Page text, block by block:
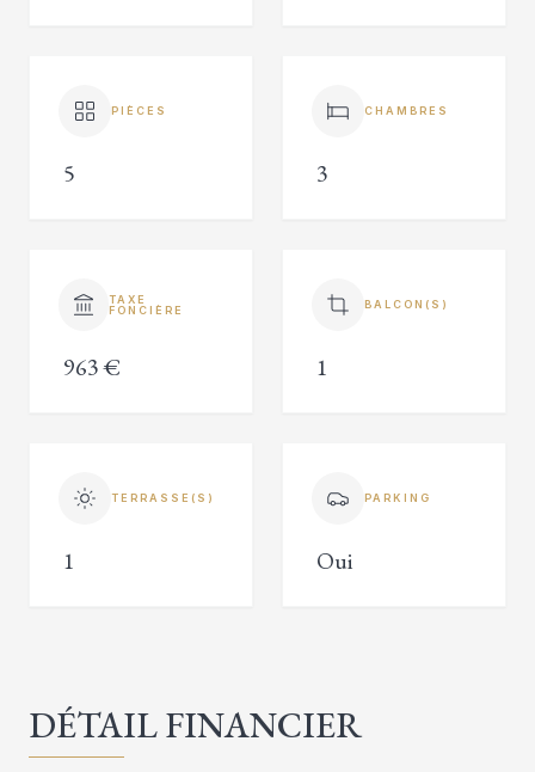
PIÈCES
5
CHAMBRES
3
TAXE
FONCIÈRE
963 €
BALCON(S)
1
TERRASSE(S)
1
PARKING
Oui
DÉTAIL FINANCIER